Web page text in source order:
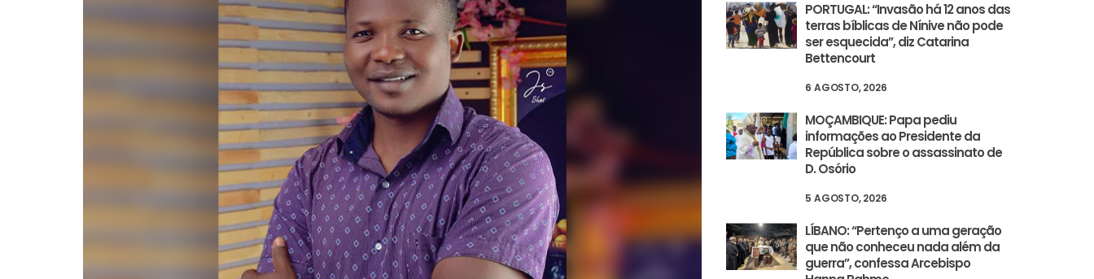
PORTUGAL: “Invasão há 12 anos das
terras bíblicas de Nínive não pode
ser esquecida”, diz Catarina
Bettencourt
6 AGOSTO, 2026
MOÇAMBIQUE: Papa pediu
informações ao Presidente da
República sobre o assassinato de
D. Osório
5 AGOSTO, 2026
LÍBANO: “Pertenço a uma geração
que não conheceu nada além da
guerra”, confessa Arcebispo